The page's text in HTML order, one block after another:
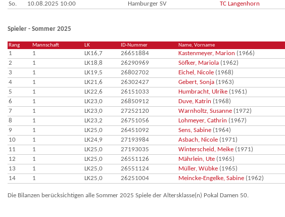
So.
10.08.2025 10:00 Hamburger SV TC Langenhorn
Spieler - Sommer 2025
Rang Mannschaft LK ID-Nummer Name, Vorname
1 1 LK16,7 26651884 Kastenmeyer, Marion (1966)
2
1 LK18,8 26290969 Söfker, Mariola (1962)
3
1 LK19,5 26802702 Eichel, Nicole (1968)
4
1 LK21,6 26302427 Gebert, Sonja (1963)
5
1 LK22,6 26151033 Humbracht, Ulrike (1961)
6
1 LK23,0 26850912 Duve, Katrin (1968)
7
1 LK23,0 27252120 Warnholtz, Susanne (1972)
8
1 LK23,2 26751056 Lohmeyer, Cathrin (1967)
9
1 LK25,0 26451092 Sens, Sabine (1964)
10
1 LK24,9 27193984 Asbach, Nicole (1971)
11
1 LK25,0 27193035 Winterscheid, Meike (1971)
12
1 LK25,0 26551126 Mährlein, Ute (1965)
13
1 LK25,0 26551124 Müller, Wübke (1965)
14
1 LK25,0 26251004 Meincke-Engelke, Sabine (1962)
Die Bilanzen berücksichtigen alle Sommer 2025 Spiele der Altersklasse(n) Pokal Damen 50.